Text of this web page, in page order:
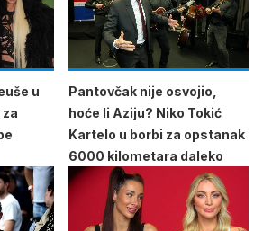
u
Pantovčak nije osvojio,
hoće li Aziju? Niko Tokić
Kartelo u borbi za opstanak
6000 kilometara daleko